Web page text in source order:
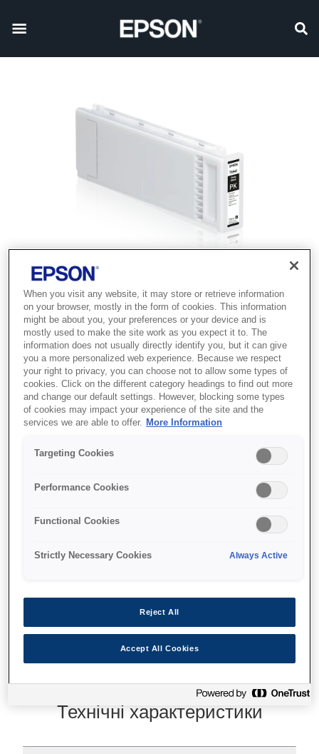
SKU: C13T694100
Singlepack UltraChrome
XD Photo
Технічні характеристики
When you visit any website, it may store or retrieve information
on your browser, mostly in the form of cookies. This information
might be about you, your preferences or your device and is
mostly used to make the site work as you expect it to. The
information does not usually directly identify you, but it can give
you a more personalized web experience. Because we respect
your right to privacy, you can choose not to allow some types of
cookies. Click on the different category headings to find out more
and change our default settings. However, blocking some types
of cookies may impact your experience of the site and the
services we are able to offer. More Information
Targeting Cookies
Performance Cookies
Functional Cookies
Strictly Necessary Cookies Always Active
Reject All
Accept All Cookies